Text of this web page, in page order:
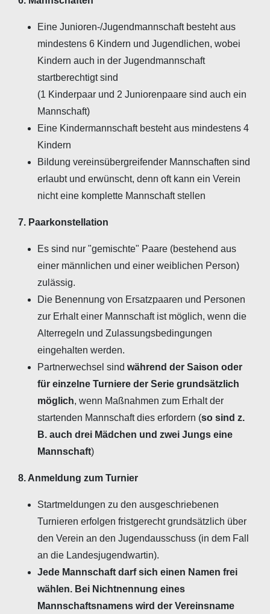
Eine Junioren-/Jugendmannschaft besteht aus
mindestens 6 Kindern und Jugendlichen, wobei
Kindern auch in der Jugendmannschaft
startberechtigt sind
(1 Kinderpaar und 2 Juniorenpaare sind auch ein
Mannschaft)
Eine Kindermannschaft besteht aus mindestens 4
Kindern
Bildung vereinsübergreifender Mannschaften sind
erlaubt und erwünscht, denn oft kann ein Verein
nicht eine komplette Mannschaft stellen
7. Paarkonstellation
Es sind nur "gemischte" Paare (bestehend aus
einer männlichen und einer weiblichen Person)
zulässig.
Die Benennung von Ersatzpaaren und Personen
zur Erhalt einer Mannschaft ist möglich, wenn die
Alterregeln und Zulassungsbedingungen
eingehalten werden.
Partnerwechsel sind während der Saison oder
für einzelne Turniere der Serie grundsätzlich
möglich, wenn Maßnahmen zum Erhalt der
startenden Mannschaft dies erfordern (so sind z.
B. auch drei Mädchen und zwei Jungs eine
Mannschaft)
8. Anmeldung zum Turnier
Startmeldungen zu den ausgeschriebenen
Turnieren erfolgen fristgerecht grundsätzlich über
den Verein an den Jugendausschuss (in dem Fall
an die Landesjugendwartin).
Jede Mannschaft darf sich einen Namen frei
wählen. Bei Nichtnennung eines
Mannschaftsnamens wird der Vereinsname